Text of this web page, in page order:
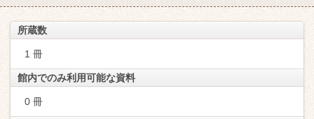
所蔵数
1 冊
館内でのみ利用可能な資料
0 冊